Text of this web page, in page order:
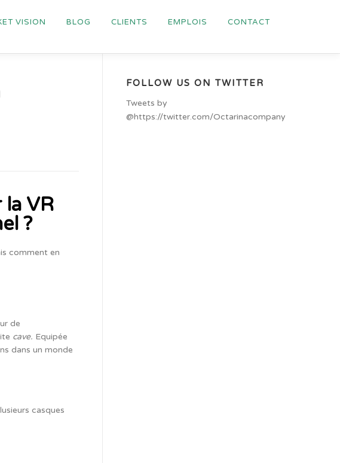
VISION BLOG CLIENTS EMPLOIS CONTACT
VR
?
comment en
de
cave. Equipée
dans un monde
casques
FOLLOW US ON TWITTER
Tweets by
@https://twitter.com/Octarinacompany